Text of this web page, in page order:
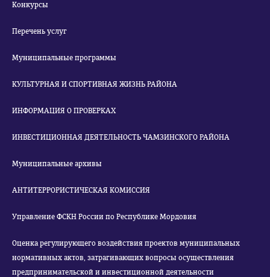
Конкурсы
Перечень услуг
Муниципальные программы
КУЛЬТУРНАЯ И СПОРТИВНАЯ ЖИЗНЬ РАЙОНА
ИНФОРМАЦИЯ О ПРОВЕРКАХ
ИНВЕСТИЦИОННАЯ ДЕЯТЕЛЬНОСТЬ ЧАМЗИНСКОГО РАЙОНА
Муниципальные архивы
АНТИТЕРРОРИСТИЧЕСКАЯ КОМИССИЯ
Управление ФСКН России по Республике Мордовия
Оценка регулирующего воздействия проектов муниципальных
нормативных актов, затрагивающих вопросы осуществления
предпринимательской и инвестиционной деятельности